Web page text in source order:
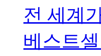
전 세계
베스트